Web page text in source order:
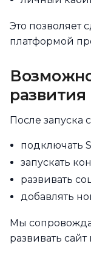
Это позволяет
платформой
развития
После запуска
подключать
запускать
развивать
добавлять
Мы
развивать